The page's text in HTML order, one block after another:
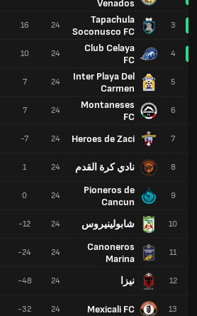
Venados
3
Tapachula
Soconusco FC
4
Club Celaya
FC
5
Inter Playa Del
Carmen
6
Montaneses
FC
7
Heroes de Zaci
8 نادي كرة القدم
9
Pioneros de
Cancun
10 شابولينيروس
11
Canoneros
Marina
12 نيزا
13
Mexicali FC
24
16
24
10
24
7
24
7
24
-7
24
1
24
0
24
-12
24
-24
24
-48
24
-32